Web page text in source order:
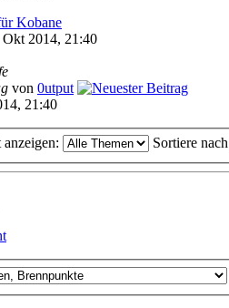
Kobane
2014, 21:40
von 0utput
21:40
Sortiere nach